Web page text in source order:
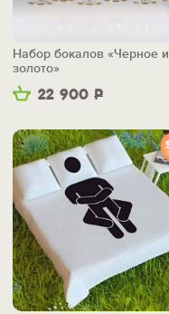
22 900 Р
Набор бокалов «Черное и
золото»